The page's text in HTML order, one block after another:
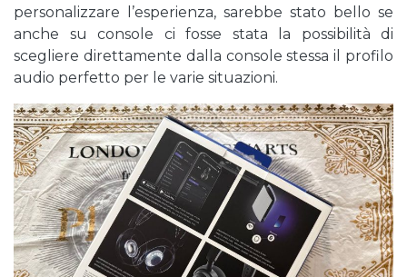
personalizzare l’esperienza, sarebbe stato bello se
anche su console ci fosse stata la possibilità di
scegliere direttamente dalla console stessa il profilo
audio perfetto per le varie situazioni.